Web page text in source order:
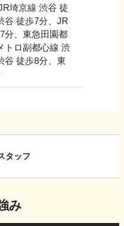
埼京線 渋谷 徒
谷 徒歩7分、JR
分、東急田園都
トロ副都心線 渋
谷 徒歩8分、東
タッフ
み